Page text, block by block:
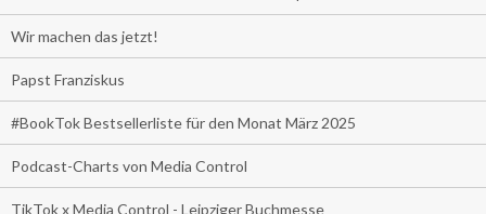
Wir machen das jetzt!
Papst Franziskus
#BookTok Bestsellerliste für den Monat März 2025
Podcast-Charts von Media Control
TikTok x Media Control - Leipziger Buchmesse